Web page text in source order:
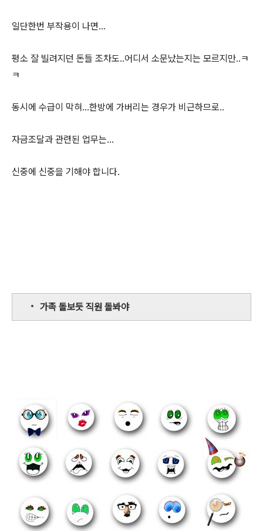
일단한번 부작용이 나면...
평소 잘 빌려지던 돈들 조차도..어디서 소문났는지는 모르지만..ㅋ
ㅋ
동시에 수급이 막혀...한방에 가버리는 경우가 비근하므로..
자금조달과 관련된 업무는...
신중에 신중을 기해야 합니다.
가족 돌보듯 직원 돌봐야